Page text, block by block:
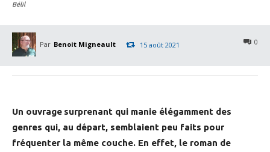
Bélil
Par Benoit Migneault 0
15 août 2021
Un ouvrage surprenant qui manie élégamment des
genres qui, au départ, semblaient peu faits pour
fréquenter la même couche. En effet, le roman de